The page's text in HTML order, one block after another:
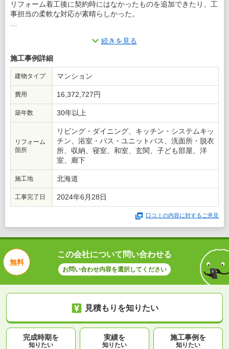
リフォーム着工後に契約時にはなかったものを追加できたり、工
事担当の柔軟な対応が素晴らしかった。
ものをそこそこの値段で選べたのが好印象だった。
続きを見る
施工事例詳細
建物タイプ マンション
費用 16,372,727円
築年数 30年以上
リフォーム
箇所
リビング・ダイニング、キッチン・システムキッ
チン、浴室・バス・ユニットバス、洗面所・脱衣
所、収納、寝室、和室、玄関、子ども部屋、洋
室、廊下
施工地 北海道
工事完了日 2024年6月28日
口コミの内容に対するご意見
無料
この会社について問い合わせる
お問い合わせ内容を選択してください
見積もりを知りたい
完成時期を
知りたい
実績を
知りたい
施工事例を
知りたい